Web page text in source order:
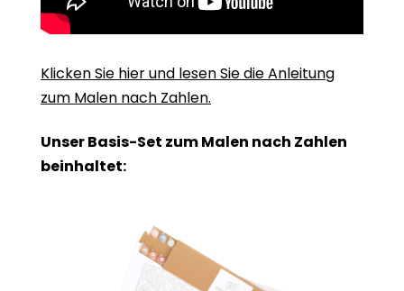
Klicken Sie hier und lesen Sie die Anleitung
zum Malen nach Zahlen.
Unser Basis-Set zum Malen nach Zahlen
beinhaltet: